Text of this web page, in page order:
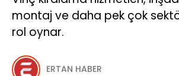
montaj ve daha pek çok
rol oynar.
ERTAN HABER